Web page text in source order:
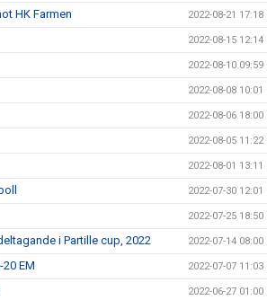
HK Farmen 2022-08-21 17:18
2022-08-15 12:14
2022-08-10 09:59
2022-08-08 10:01
2022-08-06 18:00
2022-08-05 11:22
2022-08-01 13:11
2022-07-30 12:01
2022-07-25 18:50
i Partille cup, 2022 2022-07-14 08:00
EM 2022-07-07 11:03
2022-06-27 01:00